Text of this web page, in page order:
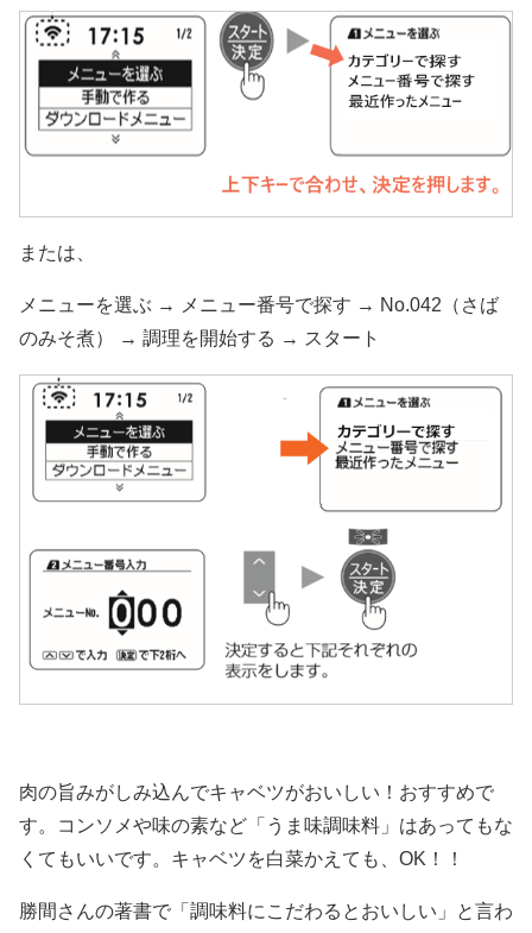
または、
メニューを選ぶ → メニュー番号で探す → No.042（さば
のみそ煮） → 調理を開始する → スタート
肉の旨みがしみ込んでキャベツがおいしい！おすすめで
す。コンソメや味の素など「うま味調味料」はあってもな
くてもいいです。キャベツを白菜かえても、OK！！
勝間さんの著書で「調味料にこだわるとおいしい」と言わ